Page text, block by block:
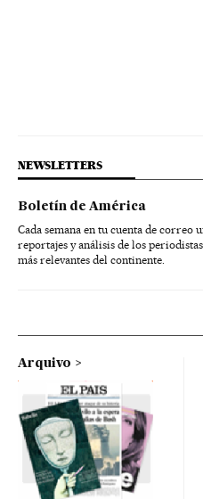
NEWSLETTERS
Boletín de América
Cada semana en tu cuenta de correo
reportajes y análisis de los
más relevantes del continente.
Arquivo